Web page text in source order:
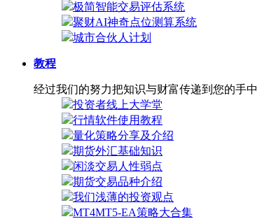
极简智能交易评估系统
聚财AI神奇点位测算系统
城市合伙人计划
教程
经过我们的努力把知识与财富传递到您的手中
投资者线上大学堂
行情软件使用教程
量化策略分享及介绍
期货外汇基础知识
闲淡交易人性弱点
期货交易品种介绍
我们浅薄的投资观点
MT4MT5-EA策略大合集